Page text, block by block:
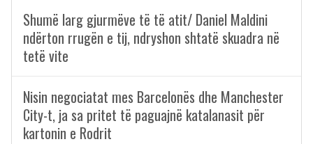
Shumë larg gjurmëve të të atit/ Daniel Maldini
ndërton rrugën e tij, ndryshon shtatë skuadra në
tetë vite
Nisin negociatat mes Barcelonës dhe Manchester
City-t, ja sa pritet të paguajnë katalanasit për
kartonin e Rodrit